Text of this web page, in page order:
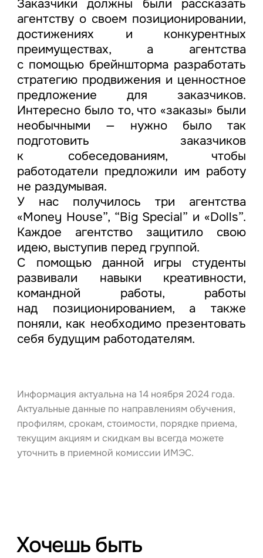
Заказчики должны были рассказать
агентству о своем позиционировании,
достижениях и конкурентных
преимуществах, а агентства
с помощью брейншторма разработать
стратегию продвижения и ценностное
предложение для заказчиков.
Интересно было то, что «заказы» были
необычными — нужно было так
подготовить заказчиков
к собеседованиям, чтобы
работодатели предложили им работу
не раздумывая.
У нас получилось три агентства
«Money House”, “Big Special” и «Dolls”.
Каждое агентство защитило свою
идею, выступив перед группой.
С помощью данной игры студенты
развивали навыки креативности,
командной работы, работы
над позиционированием, а также
поняли, как необходимо презентовать
себя будущим работодателям.
Информация актуальна на 14 ноября 2024 года.
Актуальные данные по направлениям обучения,
профилям, срокам, стоимости, порядке приема,
текущим акциям и скидкам вы всегда можете
уточнить в приемной комиссии ИМЭС.
Хочешь быть